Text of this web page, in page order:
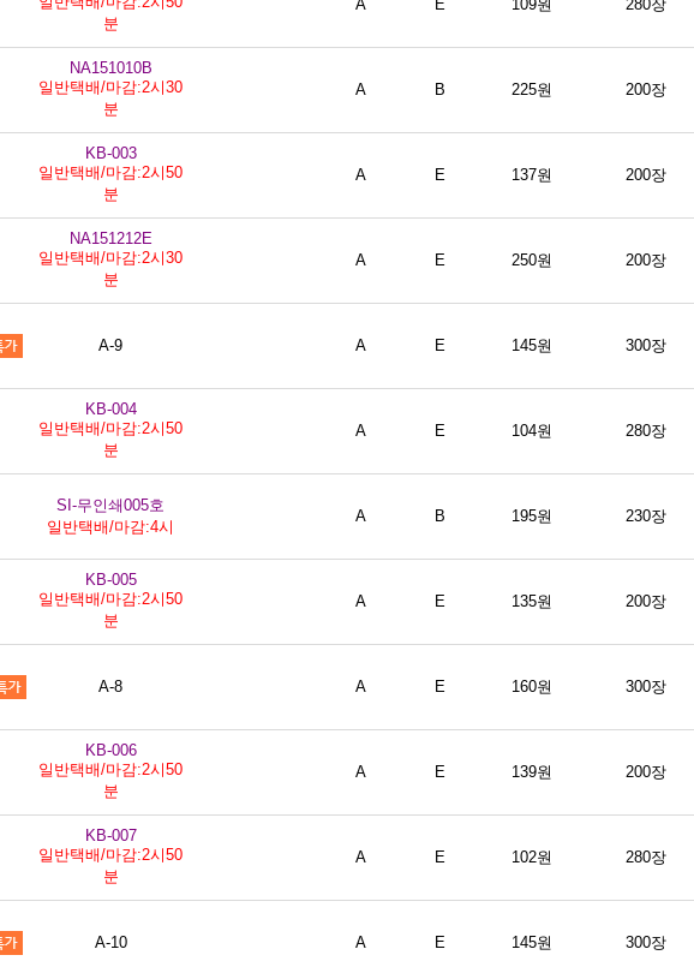
분
A E 109원 280장
NA151010B
일반택배/마감:2시30
분
A B 225원 200장
KB-003
일반택배/마감:2시50
분
A E 137원 200장
NA151212E
일반택배/마감:2시30
분
A E 250원 200장
A-9 A E 145원 300장
KB-004
일반택배/마감:2시50
분
A E 104원 280장
SI-무인쇄005호
일반택배/마감:4시
A B 195원 230장
KB-005
일반택배/마감:2시50
분
A E 135원 200장
A-8 A E 160원 300장
KB-006
일반택배/마감:2시50
분
A E 139원 200장
KB-007
일반택배/마감:2시50
분
A E 102원 280장
A-10 A E 145원 300장